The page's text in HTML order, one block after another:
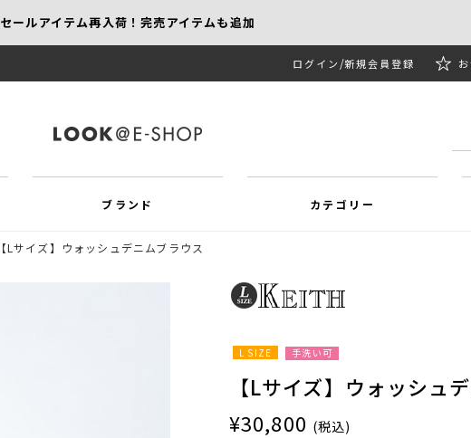
セールアイテム再入荷！完売アイテムも追加
ログイン 新規会員登録
ブランド カテゴリー
【Lサイズ】ウォッシュデニムブラウス
L SIZE 手洗い可
【Lサイズ】ウォッシュ
¥30,800 (税込)